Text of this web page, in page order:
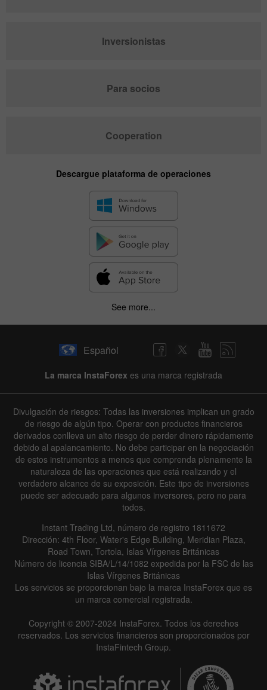
Inversionistas
Para socios
Cooperation
Descargue plataforma de operaciones
See more...
Español
La marca InstaForex es una marca registrada
Divulgación de riesgos: Todas las inversiones implican un grado
de riesgo de algún tipo. Operar con productos financieros
derivados conlleva un alto riesgo de perder dinero rápidamente
debido al apalancamiento. No debe participar en la negociación
de estos instrumentos a menos que comprenda plenamente la
naturaleza de las operaciones que está realizando y el
verdadero alcance de su exposición. Este tipo de inversiones
puede ser adecuado para algunos inversores, pero no para
todos.
Instant Trading Ltd, número de registro 1811672
Dirección: 4th Floor, Water's Edge Building, Meridian Plaza,
Road Town, Tortola, Islas Vírgenes Británicas
Número de licencia SIBA/L/14/1082 expedida por la FSC de las
Islas Vírgenes Británicas
Los servicios se proporcionan bajo la marca InstaForex que es
un marca comercial registrada.
Copyright © 2007-2024 InstaForex. Todos los derechos
reservados. Los servicios financieros son proporcionados por
InstaFintech Group.